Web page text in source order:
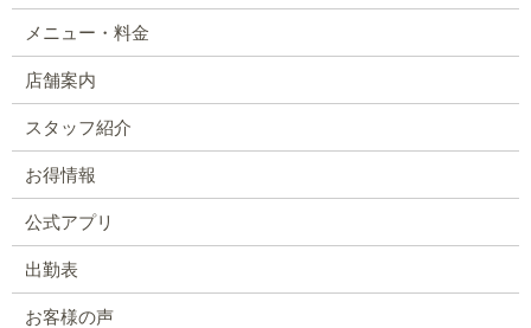
メニュー・料金
店舗案内
スタッフ紹介
お得情報
公式アプリ
出勤表
お客様の声